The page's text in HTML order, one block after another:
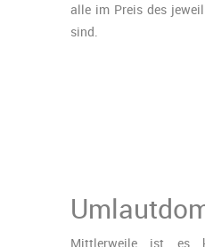
alle im Preis des
sind.
Mittlerweile ist es